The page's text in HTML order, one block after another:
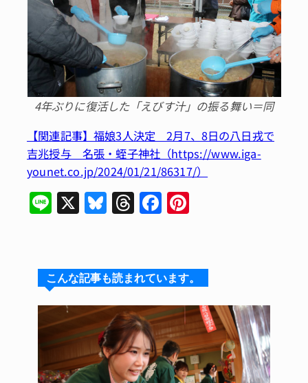
4年ぶりに復活した「えびす汁」の振る舞い＝同
【関連記事】福娘3人決定 2月7、8日の八日戎で
吉兆授与 名張・蛭子神社（https://www.iga-
younet.co.jp/2024/01/21/86317/）
Li X Bl
s
k
y
T
a
d
s
F
e
b
o
o
k
re
st
こんな記事も読まれています。